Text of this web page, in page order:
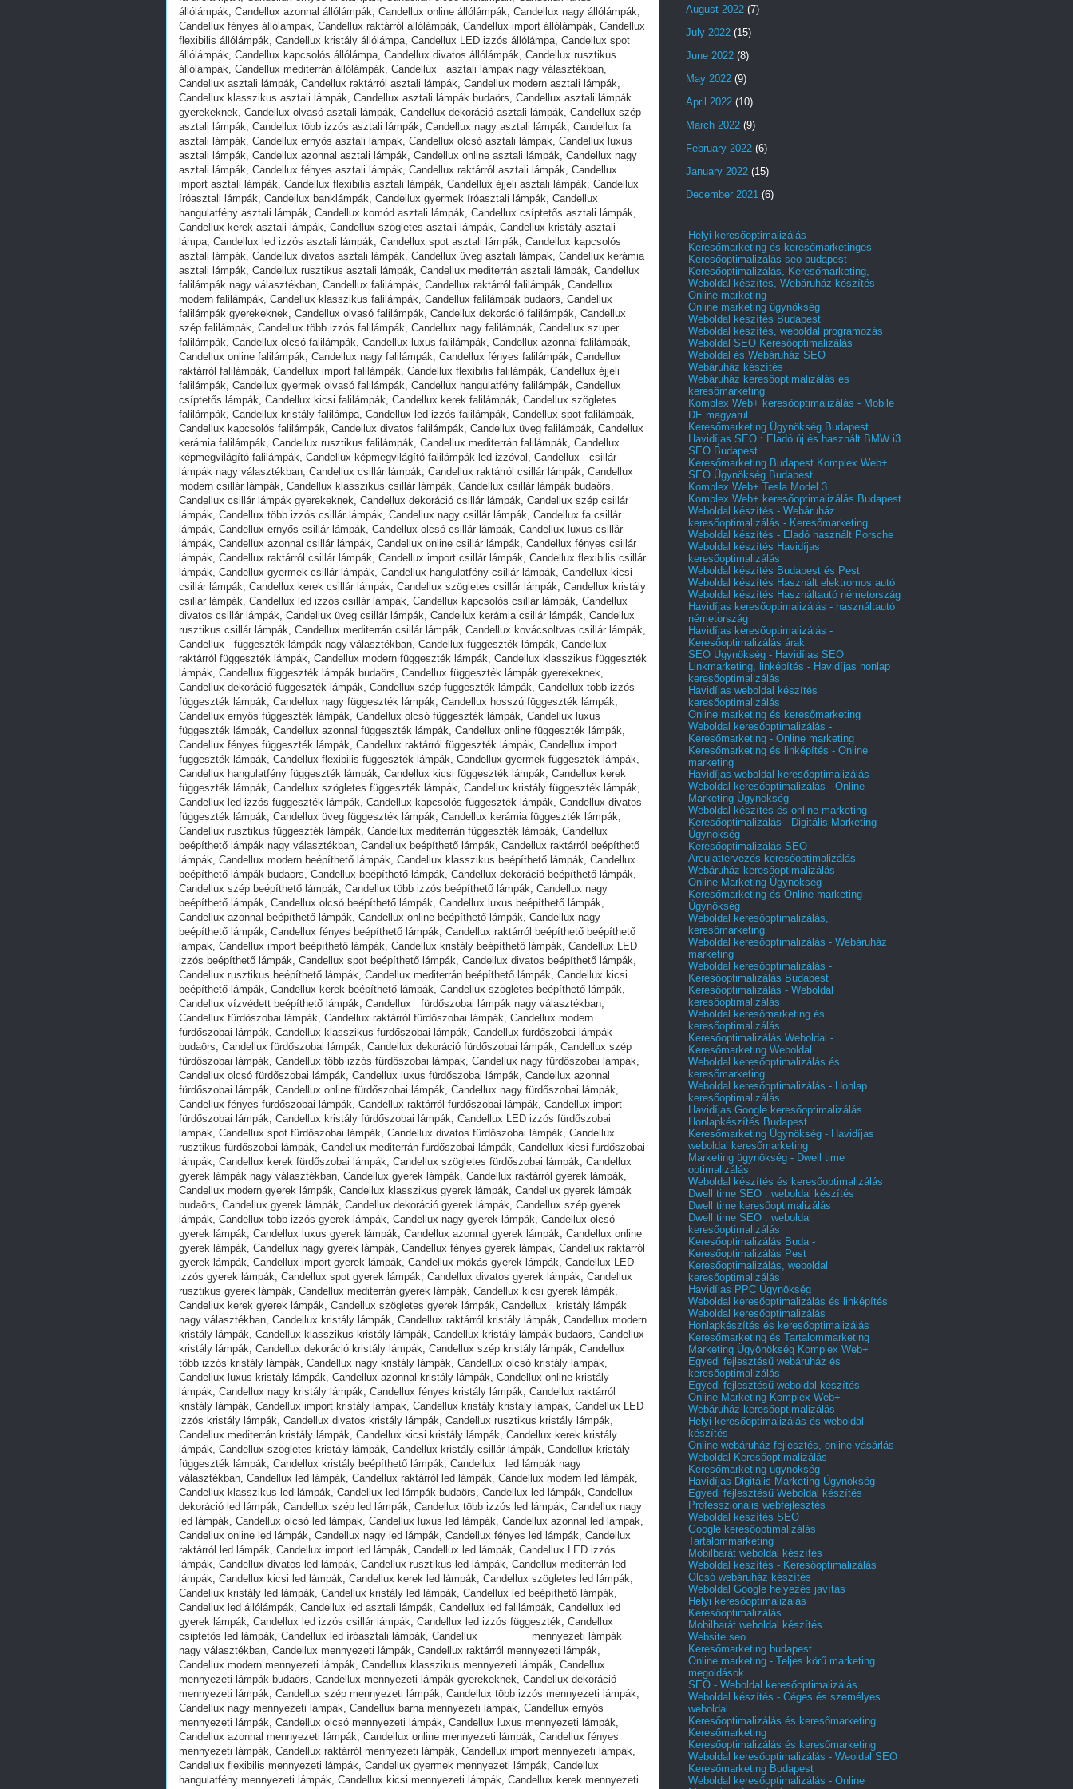
August 2022 (7)
July 2022 (15)
June 2022 (8)
May 2022 (9)
April 2022 (10)
March 2022 (9)
February 2022 (6)
January 2022 (15)
December 2021 (6)
Helyi keresőoptimalizálás
Keresőmarketing és keresőmarketinges
Keresőoptimalizálás seo budapest
Keresőoptimalizálás, Keresőmarketing,
Weboldal készítés, Webáruház készítés
Online marketing
Online marketing ügynökség
Weboldal készítés Budapest
Weboldal készítés, weboldal programozás
Weboldal SEO Keresőoptimalizálás
Weboldal és Webáruház SEO
Webáruház készítés
Webáruház keresőoptimalizálás és
keresőmarketing
Komplex Web+ keresőoptimalizálás - Mobile
DE magyarul
Keresőmarketing Ügynökség Budapest
Havidíjas SEO : Eladó új és használt BMW i3
SEO Budapest
Keresőmarketing Budapest Komplex Web+
SEO Ügynökség Budapest
Komplex Web+ Tesla Model 3
Komplex Web+ keresőoptimalizálás Budapest
Weboldal készítés - Webáruház
keresőoptimalizálás - Keresőmarketing
Weboldal készítés - Eladó használt Porsche
Weboldal készítés Havidíjas
keresőoptimalizálás
Weboldal készítés Budapest és Pest
Weboldal készítés Használt elektromos autó
Weboldal készítés Használtautó németország
Havidíjas keresőoptimalizálás - használtautó
németország
Havidíjas keresőoptimalizálás -
Keresőoptimalizálás árak
SEO Ügynökség - Havidíjas SEO
Linkmarketing, linképítés - Havidíjas honlap
keresőoptimalizálás
Havidíjas weboldal készítés
keresőoptimalizálás
Online marketing és keresőmarketing
Weboldal keresőoptimalizálás -
Keresőmarketing - Online marketing
Keresőmarketing és linképítés - Online
marketing
Havidíjas weboldal keresőoptimalizálás
Weboldal keresőoptimalizálás - Online
Marketing Ügynökség
Weboldal készítés és online marketing
Keresőoptimalizálás - Digitális Marketing
Ügynökség
Keresőoptimalizálás SEO
Arculattervezés keresőoptimalizálás
Webáruház keresőoptimalizálás
Online Marketing Ügynökség
Keresőmarketing és Online marketing
Ügynökség
Weboldal keresőoptimalizálás,
keresőmarketing
Weboldal keresőoptimalizálás - Webáruház
marketing
Weboldal keresőoptimalizálás -
Keresőoptimalizálás Budapest
Keresőoptimalizálás - Weboldal
keresőoptimalizálás
Weboldal keresőmarketing és
keresőoptimalizálás
Keresőoptimalizálás Weboldal -
Keresőmarketing Weboldal
Weboldal keresőoptimalizálás és
keresőmarketing
Weboldal keresőoptimalizálás - Honlap
keresőoptimalizálás
Havidíjas Google keresőoptimalizálás
Honlapkészítés Budapest
Keresőmarketing Ügynökség - Havidíjas
weboldal keresőmarketing
Marketing ügynökség - Dwell time
optimalizálás
Weboldal készítés és keresőoptimalizálás
Dwell time SEO : weboldal készítés
Dwell time keresőoptimalizálás
Dwell time SEO : weboldal
keresőoptimalizálás
Keresőoptimalizálás Buda -
Keresőoptimalizálás Pest
Keresőoptimalizálás, weboldal
keresőoptimalizálás
Havidíjas PPC Ügynökség
Weboldal keresőoptimalizálás és linképítés
Weboldal keresőoptimalizálás
Honlapkészítés és keresőoptimalizálás
Keresőmarketing és Tartalommarketing
Marketing Ügyönökség Komplex Web+
Egyedi fejlesztésű webáruház és
keresőoptimalizálás
Egyedi fejlesztésű weboldal készítés
Online Marketing Komplex Web+
Webáruház keresőoptimalizálás
Helyi keresőoptimalizálás és weboldal
készítés
Online webáruház fejlesztés, online vásárlás
Weboldal Keresőoptimalizálás
Keresőmarketing ügynökség
Havidíjas Digitális Marketing Ügynökség
Egyedi fejlesztésű Weboldal készítés
Professzionális webfejlesztés
Weboldal készítés SEO
Google keresőoptimalizálás
Tartalommarketing
Mobilbarát weboldal készítés
Weboldal készítés - Keresőoptimalizálás
Olcsó webáruház készítés
Weboldal Google helyezés javítás
Helyi keresőoptimalizálás
Keresőoptimalizálás
Mobilbarát weboldal készítés
Website seo
Keresőmarketing budapest
Online marketing - Teljes körű marketing
megoldások
SEO - Weboldal keresőoptimalizálás
Weboldal készítés - Céges és személyes
weboldal
Keresőoptimalizálás és keresőmarketing
Keresőmarketing
Keresőoptimalizálás és keresőmarketing
Weboldal keresőoptimalizálás - Weoldal SEO
Keresőmarketing Budapest
Weboldal keresőoptimalizálás - Online